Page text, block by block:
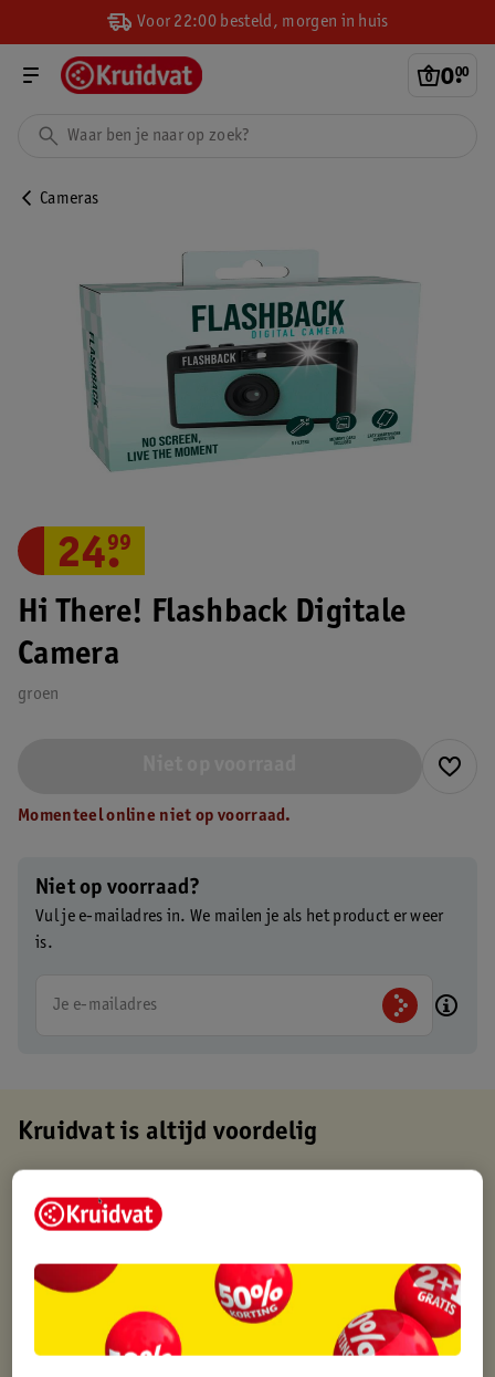
Voor 22:00 besteld, morgen in huis
0.
00
Cameras
Hi There! Flashback Digitale
Camera
groen
24.
99
Momenteel online niet op voorraad.
Niet op voorraad?
Vul je e-mailadres in. We mailen je als het product er weer
is.
Je e-mailadres
Kruidvat is altijd voordelig
Op werkdagen voor 22:00 uur besteld, volgende dag in huis
Gratis thuisbezorgd vanaf 50.00
Gratis retourneren binnen 30 dagen
Gratis punten met je Kruidvat kaart